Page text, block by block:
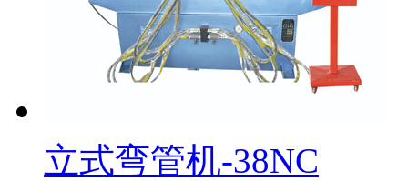
立式弯管机-38NC